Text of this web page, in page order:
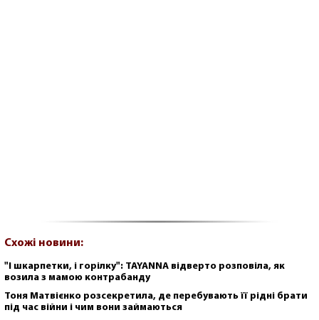
Схожі новини:
"І шкарпетки, і горілку": TAYANNA відверто розповіла, як
возила з мамою контрабанду
Тоня Матвієнко розсекретила, де перебувають її рідні брати
під час війни і чим вони займаються